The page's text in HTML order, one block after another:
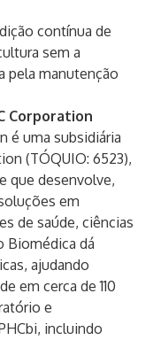
contínua de
sem a
pela manutenção
Corporation
é uma subsidiária
(TÓQUIO: 6523),
que desenvolve,
em
de saúde, ciências
Biomédica dá
ajudando
em cerca de 110
e
incluindo